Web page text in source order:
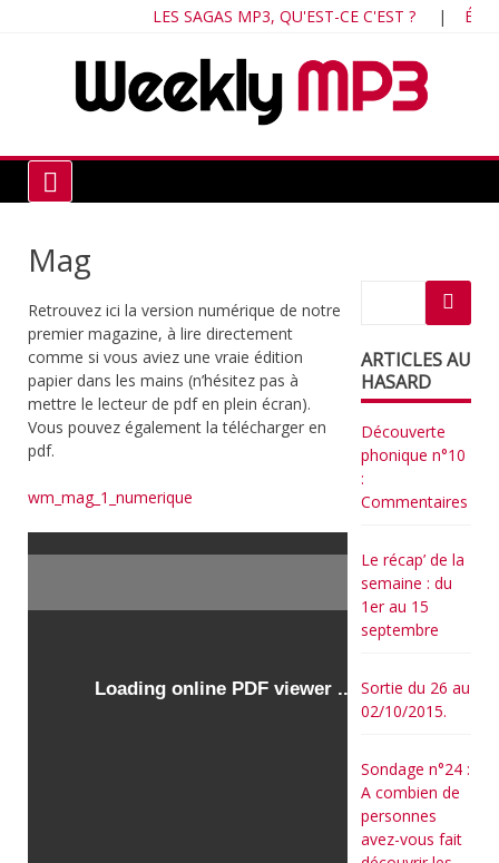
LES SAGAS MP3, QU'EST-CE C'EST ?|
Weekly MP3
Mag
Retrouvez ici la version numérique de notre
premier magazine, à lire directement
comme si vous aviez une vraie édition
papier dans les mains (n’hésitez pas à
mettre le lecteur de pdf en plein écran).
Vous pouvez également la télécharger en
pdf.
wm_mag_1_numerique
ARTICLES AU
HASARD
Découverte
phonique n°10
:
Commentaires
Le récap’ de la
semaine : du
1er au 15
septembre
Sortie du 26 au
02/10/2015.
Sondage n°24 :
A combien de
personnes
avez-vous fait